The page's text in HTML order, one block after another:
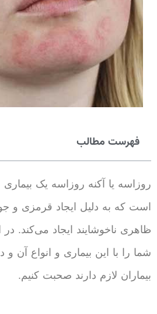
فهرست مطالب
روزاسه یا آکنه روزاسه یک
است که به دلیل ایجاد قرمزی
ظاهری ناخوشایند ایجاد می‌کند. در
شما را با این بیماری و انواع آن و
بیماران لازم دارند صحبت کنیم.